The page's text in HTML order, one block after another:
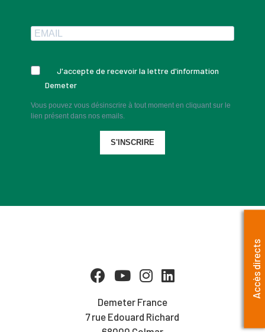
J'accepte de recevoir la lettre d'information
Demeter
Vous pouvez vous désinscrire à tout moment en cliquant sur le
lien présent dans nos emails.
S'INSCRIRE
Demeter France
7 rue Edouard Richard
Accès directs